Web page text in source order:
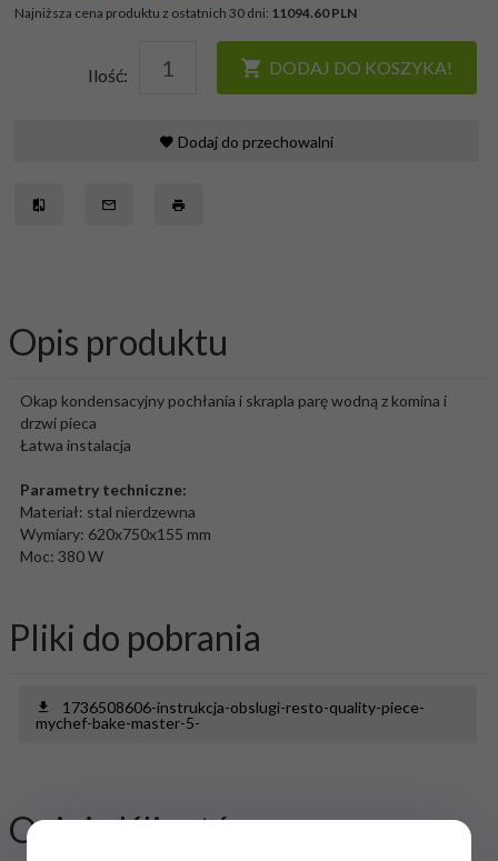
Najniższa cena produktu z ostatnich 30 dni: 11094.60 PLN
Ilość: DODAJ DO KOSZYKA!
Dodaj do przechowalni
Opis produktu
Okap kondensacyjny pochłania i skrapla parę wodną z komina i
drzwi pieca
Łatwa instalacja
Parametry techniczne:
Materiał: stal nierdzewna
Wymiary: 620x750x155 mm
Moc: 380 W
Pliki do pobrania
1736508606-instrukcja-obslugi-resto-quality-piece-
mychef-bake-master-5-
Opinie Klientów